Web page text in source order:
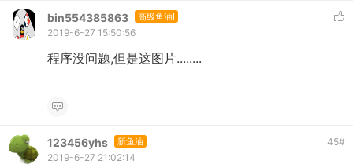
bin554385863 高级鱼油I
2019-6-27 15:50:56
程序没问题,但是这图片........
123456yhs 新鱼油 45#
2019-6-27 21:02:14